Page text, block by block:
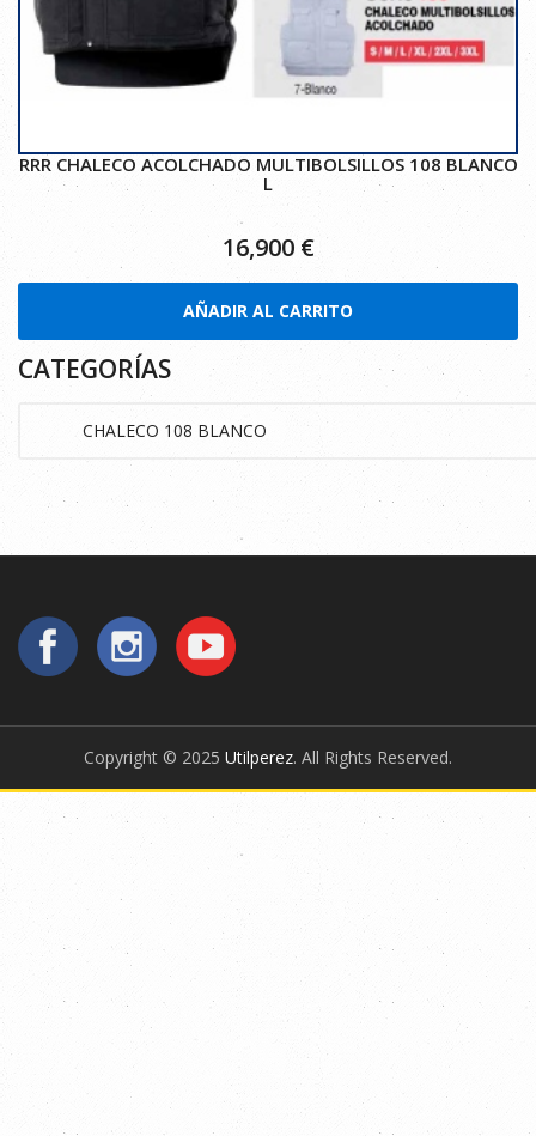
RRR CHALECO ACOLCHADO MULTIBOLSILLOS 108 BLANCO
L
16,900 €
AÑADIR AL CARRITO
CATEGORÍAS
Copyright © 2025 Utilperez. All Rights Reserved.